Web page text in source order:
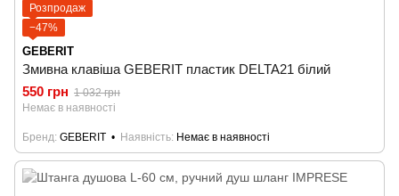
Розпродаж
−47%
GEBERIT
Змивна клавіша GEBERIT пластик DELTA21 білий
550 грн 1 032 грн
Немає в наявності
Бренд GEBERIT Наявність Немає в наявності